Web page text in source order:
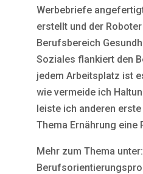
Werbebriefe
erstellt und der
Berufsbereich
Soziales flankiert den
jedem Arbeitsplatz ist
wie vermeide ich
leiste ich anderen
Thema Ernährung eine
Mehr zum Thema